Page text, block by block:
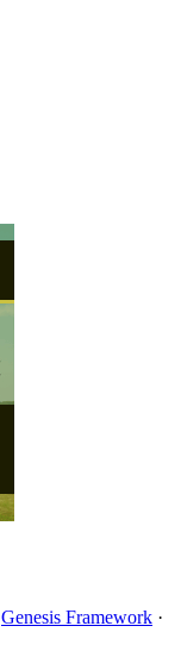
Genesis Framework ·